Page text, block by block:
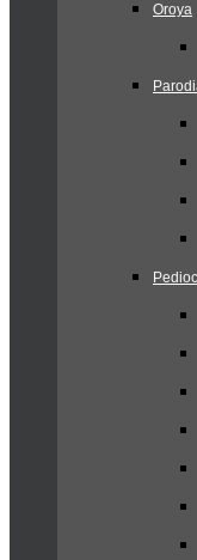
Oroya